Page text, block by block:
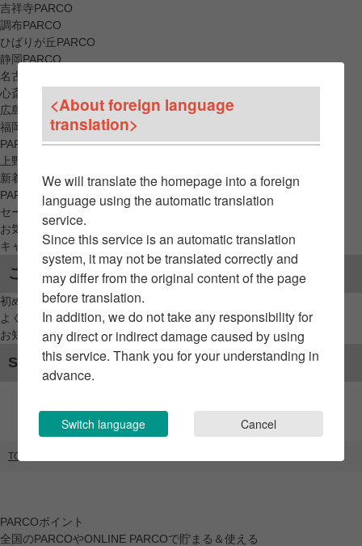
吉祥寺PARCO
調布PARCO
ひばりが丘PARCO
静岡PARCO
名古屋PARCO
心斎橋PARCO
広島PARCO
福岡PARCO
PARCO_ya
上野
新着アイテムから探す
PARCO限定アイテムから探す
セールアイテムから探す
お気に入りから探す
キャンペーン/クーポン対象から探す
ご利用案内
初めてのお客様へ
よくあるご質問 / お問い合わせ
お知らせ
SNSアカウント
TOP
PARCOポイント
全国のPARCOやONLINE PARCOで貯まる＆使える
<About foreign language
translation>
We will translate the homepage into a foreign
language using the automatic translation
service.
Since this service is an automatic translation
system, it may not be translated correctly and
may differ from the original content of the page
before translation.
In addition, we do not take any responsibility for
any direct or indirect damage caused by using
this service. Thank you for your understanding in
advance.
Switch language Cancel